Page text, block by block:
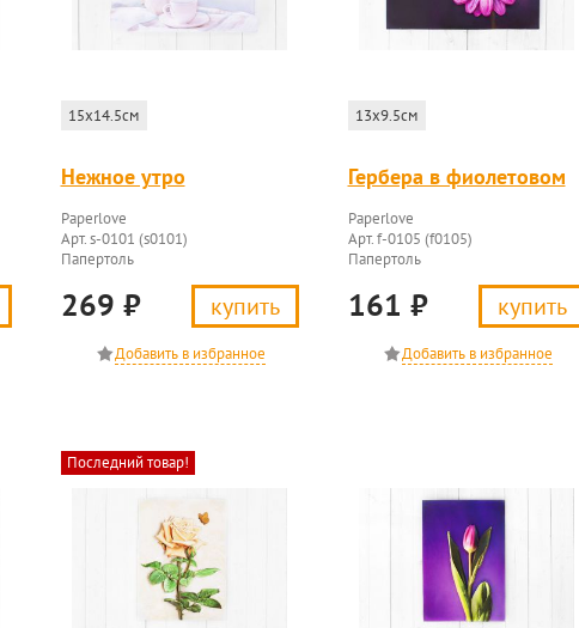
15x14.5см
Нежное утро
Paperlove
Арт. s-0101 (s0101)
Папертоль
269 ₽ купить
13x9.5см
Гербера в фиолетовом
Paperlove
Арт. f-0105 (f0105)
Папертоль
161 ₽ купить
Последний товар!